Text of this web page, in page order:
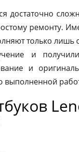
достаточно
ремонту.
только
и
и
выполненной